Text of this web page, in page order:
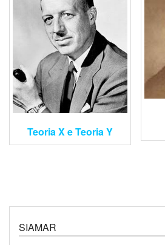
Teoria X e Teoria Y
SIAMAR